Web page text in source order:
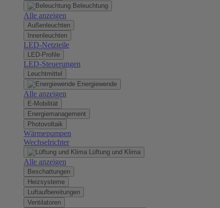
Beleuchtung
Alle anzeigen
Außenleuchten
Innenleuchten
LED-Netzteile
LED-Profile
LED-Steuerungen
Leuchtmittel
Energiewende
Alle anzeigen
E-Mobilität
Energiemanagement
Photovoltaik
Wärmepumpen
Wechselrichter
Lüftung und Klima
Alle anzeigen
Beschattungen
Heizsysteme
Luftaufbereitungen
Ventilatoren